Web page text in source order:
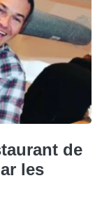
de
les